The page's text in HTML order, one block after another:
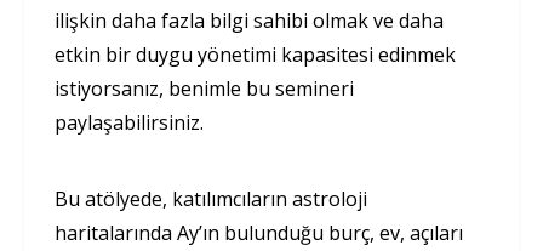
ilişkin daha fazla bilgi sahibi olmak ve daha
etkin bir duygu yönetimi kapasitesi edinmek
istiyorsanız, benimle bu semineri
paylaşabilirsiniz.
Bu atölyede, katılımcıların astroloji
haritalarında Ay’ın bulunduğu burç, ev, açıları